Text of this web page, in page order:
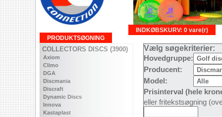
INDKØBSKURV: 0 vare(r)
PRODUKTSØGNING
COLLECTORS DISCS (3900)
Axiom
Climo
DGA
Discmania
Discraft
Dynamic Discs
Innova
Kastaplast
Vælg søgekriterier:
Hovedgruppe:
Producent:
Model:
Prisinterval (hele
eller fritekstsøgning